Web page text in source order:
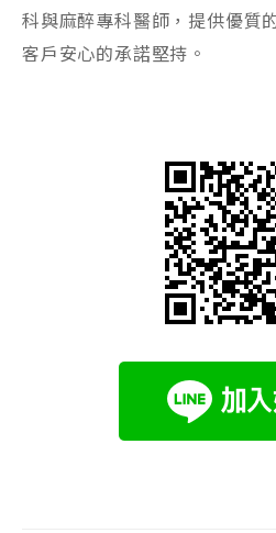
科與麻醉專科醫師，提供優質
客戶安心的承諾堅持。